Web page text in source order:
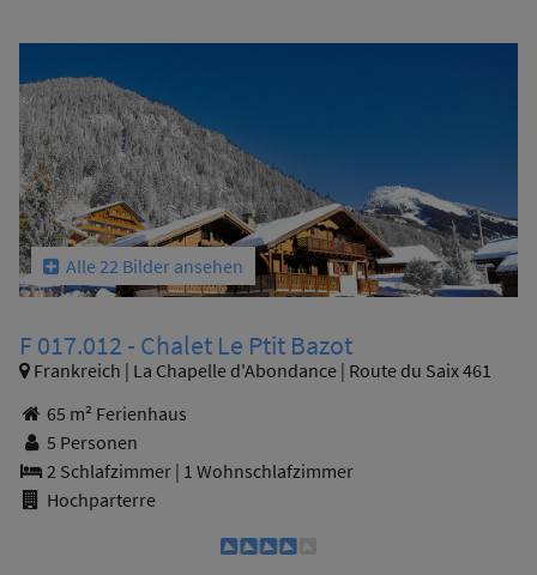
Alle 22 Bilder ansehen
F 017.012 - Chalet Le Ptit Bazot
Frankreich | La Chapelle d'Abondance | Route du Saix 461
65 m² Ferienhaus
5 Personen
2 Schlafzimmer | 1 Wohnschlafzimmer
Hochparterre